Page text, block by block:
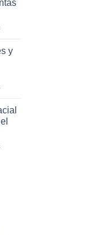
mesoterapia
funciona
en
opiniones
frecuentes
y
en
quality:
qué
es
para
en